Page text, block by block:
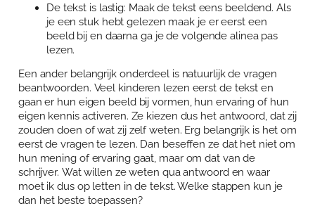
De tekst is lastig: Maak de tekst eens beeldend. Als
je een stuk hebt gelezen maak je er eerst een
beeld bij en daarna ga je de volgende alinea pas
lezen.
Een ander belangrijk onderdeel is natuurlijk de vragen
beantwoorden. Veel kinderen lezen eerst de tekst en
gaan er hun eigen beeld bij vormen, hun ervaring of hun
eigen kennis activeren. Ze kiezen dus het antwoord, dat zij
zouden doen of wat zij zelf weten. Erg belangrijk is het om
eerst de vragen te lezen. Dan beseffen ze dat het niet om
hun mening of ervaring gaat, maar om dat van de
schrijver. Wat willen ze weten qua antwoord en waar
moet ik dus op letten in de tekst. Welke stappen kun je
dan het beste toepassen?